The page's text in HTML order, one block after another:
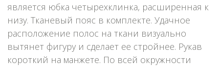
является юбка четырехклинка, расширенная к
низу. Тканевый пояс в комплекте. Удачное
расположение полос на ткани визуально
вытянет фигуру и сделает ее стройнее. Рукав
короткий на манжете. По всей окружности